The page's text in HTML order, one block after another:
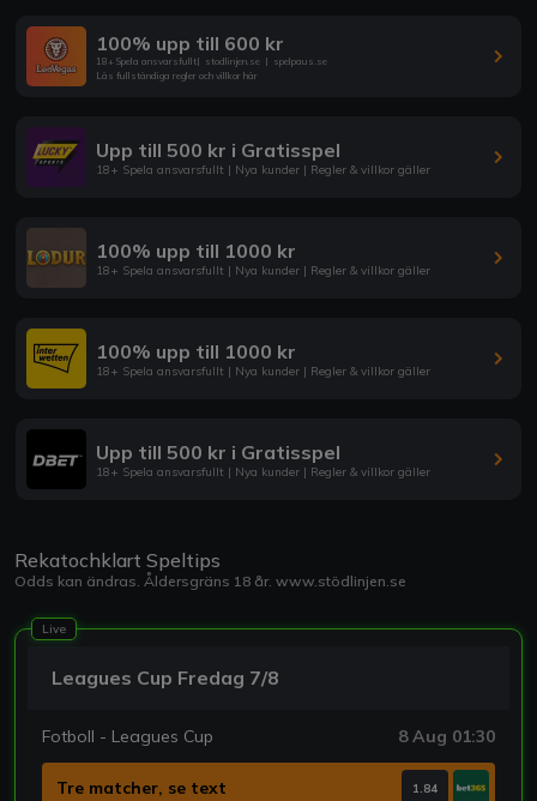
100% upp till 600 kr
18+ Spela ansvarsfullt| stodlinjen.se | spelpaus.se
Läs fullständiga regler och villkor här
Upp till 500 kr i Gratisspel
18+ Spela ansvarsfullt | Nya kunder | Regler & villkor gäller
100% upp till 1000 kr
18+ Spela ansvarsfullt | Nya kunder | Regler & villkor gäller
100% upp till 1000 kr
18+ Spela ansvarsfullt | Nya kunder | Regler & villkor gäller
Upp till 500 kr i Gratisspel
18+ Spela ansvarsfullt | Nya kunder | Regler & villkor gäller
Rekatochklart Speltips
Odds kan ändras. Åldersgräns 18 år. www.stödlinjen.se
Live
Leagues Cup Fredag 7/8
Fotboll - Leagues Cup 8 Aug 01:30
Tre matcher, se text 1.84